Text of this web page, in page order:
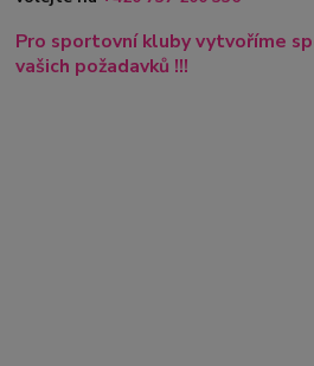
Pro sportovní kluby vytvoříme
vašich požadavků !!!